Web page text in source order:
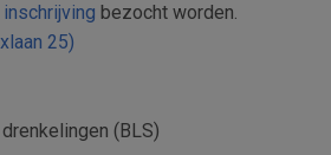
inschrijving bezocht worden.
25)
(BLS)